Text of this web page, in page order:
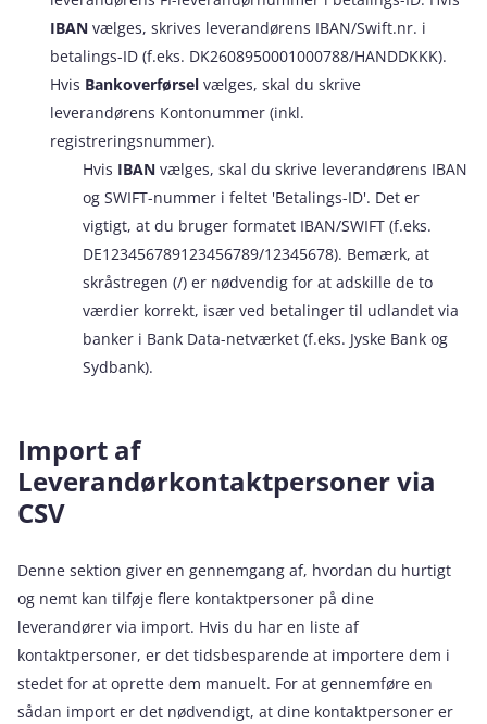
IBAN vælges, skrives leverandørens IBAN/Swift.nr. i
betalings-ID (f.eks. DK2608950001000788/HANDDKKK).
Hvis Bankoverførsel vælges, skal du skrive
leverandørens Kontonummer (inkl.
registreringsnummer).
Hvis IBAN vælges, skal du skrive leverandørens IBAN
og SWIFT-nummer i feltet 'Betalings-ID'. Det er
vigtigt, at du bruger formatet IBAN/SWIFT (f.eks.
DE123456789123456789/12345678). Bemærk, at
skråstregen (/) er nødvendig for at adskille de to
værdier korrekt, især ved betalinger til udlandet via
banker i Bank Data-netværket (f.eks. Jyske Bank og
Sydbank).
Import af
Leverandørkontaktpersoner via
CSV
Denne sektion giver en gennemgang af, hvordan du hurtigt
og nemt kan tilføje flere kontaktpersoner på dine
leverandører via import. Hvis du har en liste af
kontaktpersoner, er det tidsbesparende at importere dem i
stedet for at oprette dem manuelt. For at gennemføre en
sådan import er det nødvendigt, at dine kontaktpersoner er